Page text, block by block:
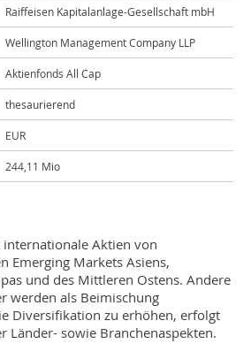
Raiffeisen Kapitalanlage-Gesellschaft mbH
Wellington Management Company LLP
Aktienfonds All Cap
thesaurierend
EUR
244,11 Mio
Aktien von
Emerging Markets Asiens,
und des Mittleren Ostens. Andere
werden als Beimischung
Diversifikation zu erhöhen, erfolgt
Länder- sowie Branchenaspekten.